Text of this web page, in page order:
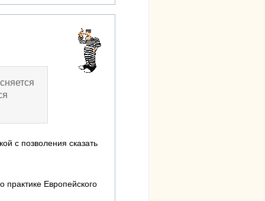
с позволения сказать
Европейского